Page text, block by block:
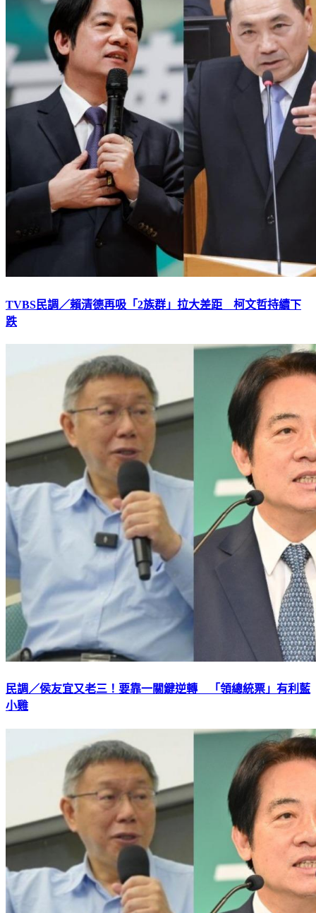
TVBS民調／賴清德再吸「2族群」拉大差距 柯文哲持續下
跌
民調／侯友宜又老三！要靠一關鍵逆轉 「領總統票」有利藍
小雞